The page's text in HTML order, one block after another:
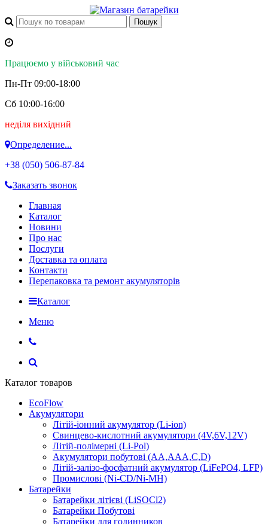
Працюємо у військовий час
Пн-Пт 09:00-18:00
Сб 10:00-16:00
неділя вихідний
Определение...
+38 (050) 506-87-84
Заказать звонок
Главная
Каталог
Новини
Про нас
Послуги
Доставка та оплата
Контакти
Перепаковка та ремонт акумуляторів
Каталог
Меню
Каталог товаров
EcoFlow
Акумулятори
Літій-іонний акумулятор (Li-ion)
Свинцево-кислотний акумулятори (4V,6V,12V)
Літій-полімерні (Li-Pol)
Акумулятори побутові (AA,AAA,C,D)
Літій-залізо-фосфатний акумулятор (LiFePO4, LFP)
Промислові (Ni-CD/Ni-MH)
Батарейки
Батарейки літієві (LiSOCl2)
Батарейки Побутові
Батарейки для годинников